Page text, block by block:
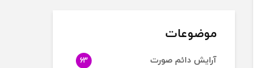
موضوعات
آرایش دائم صورت 63